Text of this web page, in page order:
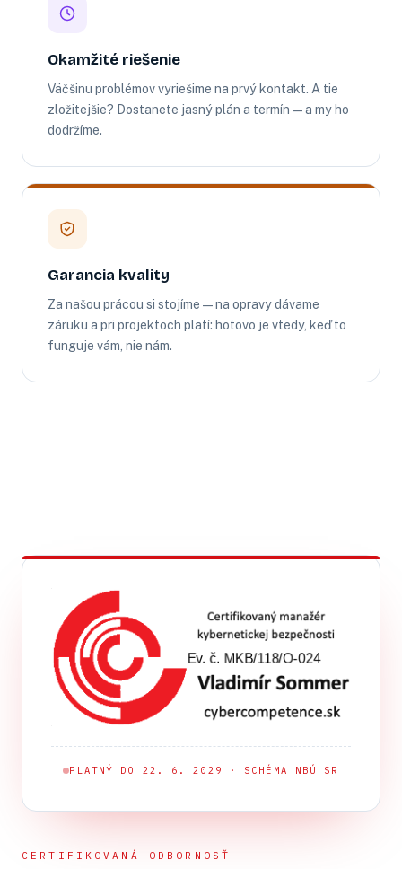
Okamžité riešenie
Väčšinu problémov vyriešime na prvý kontakt. A tie
zložitejšie? Dostanete jasný plán a termín — a my ho
dodržíme.
Garancia kvality
Za našou prácou si stojíme — na opravy dávame
záruku a pri projektoch platí: hotovo je vtedy, keď to
funguje vám, nie nám.
PLATNÝ DO 22. 6. 2029 · SCHÉMA NBÚ SR
CERTIFIKOVANÁ ODBORNOSŤ